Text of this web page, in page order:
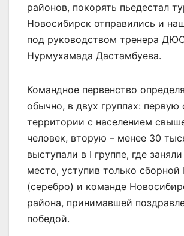
районов, покорять пьедестал
Новосибирск отправились и
под руководством тренера
Нурмухамада Дастамбуева.
Командное первенство
обычно, в двух группах: первую
территории с населением
человек, вторую – менее 30
выступали в I группе, где
место, уступив только
(серебро) и команде
района, принимавшей
победой.